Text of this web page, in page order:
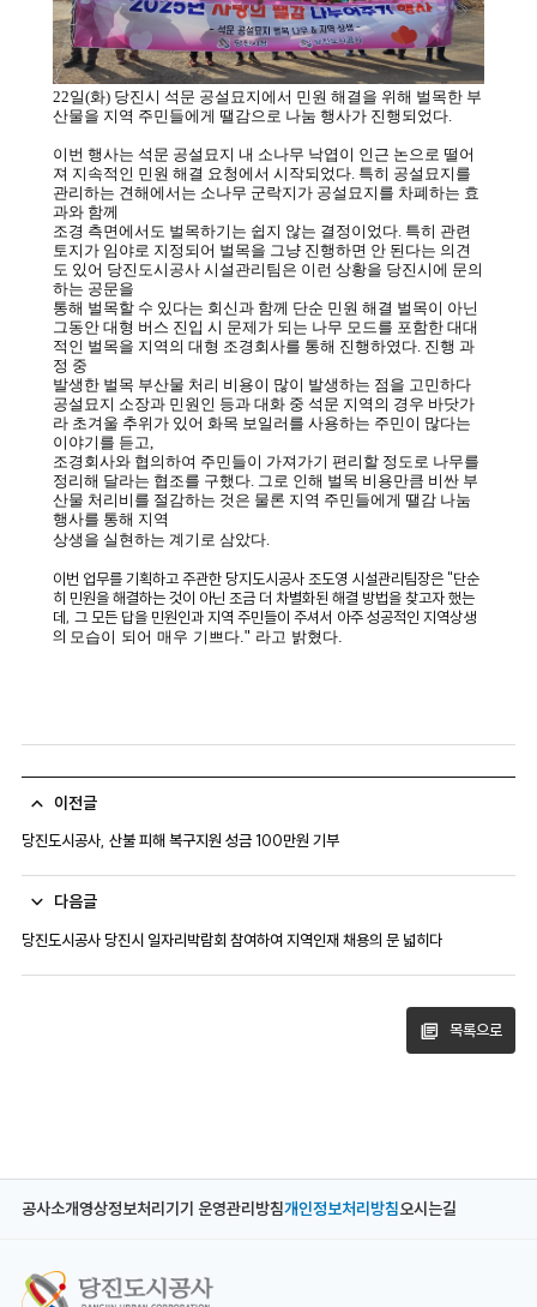
22일(화) 당진시 석문 공설묘지에서 민원 해결을 위해 벌목한 부
산물을 지역 주민들에게 땔감으로 나눔 행사가 진행되었다.
이번 행사는 석문 공설묘지 내 소나무 낙엽이 인근 논으로 떨어
져 지속적인 민원 해결 요청에서 시작되었다. 특히 공설묘지를
관리하는 견해에서는 소나무 군락지가 공설묘지를 차폐하는 효
과와 함께
조경 측면에서도 벌목하기는 쉽지 않는 결정이었다. 특히 관련
토지가 임야로 지정되어 벌목을 그냥 진행하면 안 된다는 의견
도 있어 당진도시공사 시설관리팀은 이런 상황을 당진시에 문의
하는 공문을
통해 벌목할 수 있다는 회신과 함께 단순 민원 해결 벌목이 아닌
그동안 대형 버스 진입 시 문제가 되는 나무 모드를 포함한 대대
적인 벌목을 지역의 대형 조경회사를 통해 진행하였다. 진행 과
정 중
발생한 벌목 부산물 처리 비용이 많이 발생하는 점을 고민하다
공설묘지 소장과 민원인 등과 대화 중 석문 지역의 경우 바닷가
라 초겨울 추위가 있어 화목 보일러를 사용하는 주민이 많다는
이야기를 듣고,
조경회사와 협의하여 주민들이 가져가기 편리할 정도로 나무를
정리해 달라는 협조를 구했다. 그로 인해 벌목 비용만큼 비싼 부
산물 처리비를 절감하는 것은 물론 지역 주민들에게 땔감 나눔
행사를 통해 지역
상생을 실현하는 계기로 삼았다.
이번 업무를 기획하고 주관한 당지도시공사 조도영 시설관리팀장은 "단순
히 민원을 해결하는 것이 아닌 조금 더 차별화된 해결 방법을 찾고자 했는
데, 그 모든 답을 민원인과 지역 주민들이 주셔서 아주 성공적인 지역상생
의 모습이 되어 매우 기쁘다." 라고 밝혔다.
이전글
당진도시공사, 산불 피해 복구지원 성금 100만원 기부
다음글
당진도시공사 당진시 일자리박람회 참여하여 지역인재 채용의 문 넓히다
목록으로
공사소개영상정보처리기기 운영관리방침개인정보처리방침오시는길